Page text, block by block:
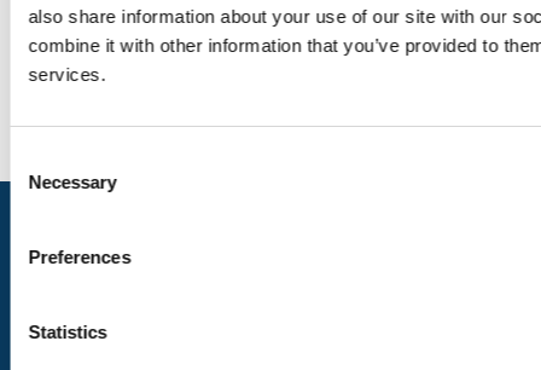
also share information about your use of our site with our
combine it with other information that you’ve provided to
services.
Selection
Necessary
Preferences
Statistics